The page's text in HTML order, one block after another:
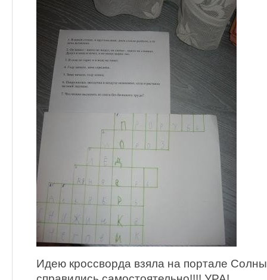
Идею кроссворда взяла на портале